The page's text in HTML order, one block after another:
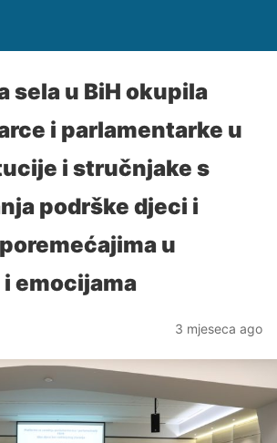
sela u BiH okupila
i parlamentarke u
i stručnjake s
podrške djeci i
u
emocijama
3 mjeseca ago